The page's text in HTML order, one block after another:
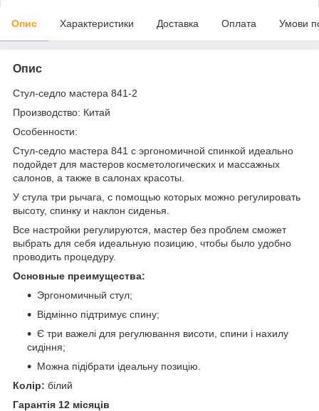
Опис Характеристики Доставка Оплата Умови
Опис
Стул-седло мастера 841-2
Производство: Китай
Особенности:
Стул-седло мастера 841 с эргономичной спинкой идеально
подойдет для мастеров косметологических и массажных
салонов, а также в салонах красоты.
У стула три рычага, с помощью которых можно регулировать
высоту, спинку и наклон сиденья.
Все настройки регулируются, мастер без проблем сможет
выбрать для себя идеальную позицию, чтобы было удобно
проводить процедуру.
Основные преимущества:
Эргономичный стул;
Відмінно підтримує спину;
Є три важелі для регулювання висоти, спини і нахилу
сидіння;
Можна підібрати ідеальну позицію.
Колір: білий
Гарантія 12 місяців